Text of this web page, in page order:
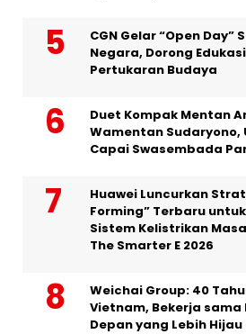
CGN Gelar “Open Day”
Negara, Dorong
Pertukaran Budaya
Duet Kompak Mentan
Wamentan Sudaryono,
Capai Swasembada
Huawei Luncurkan
Forming” Terbaru
Sistem Kelistrikan
The Smarter E 2026
Weichai Group: 40
Vietnam, Bekerja sama
Depan yang Lebih